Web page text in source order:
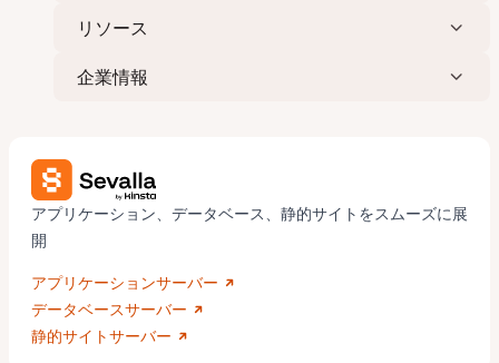
リソース
企業情報
アプリケーション、データベース、静的サイトをスムーズに展
開
アプリケーションサーバー
データベースサーバー
静的サイトサーバー